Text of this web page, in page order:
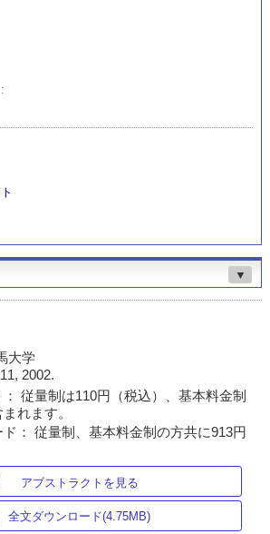
▼
大学
2002.
従量制は110円（税込）、基本料金制
れます。
： 従量制、基本料金制の方共に913円
アブストラクトを見る
全文ダウンロード(4.75MB)